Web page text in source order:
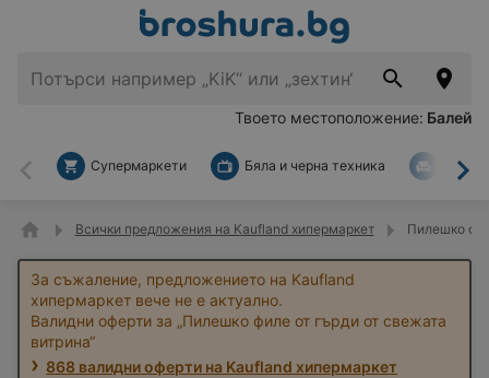
Твоето местоположение: Балей
Назад
Супермаркети Бяла и черна техника За
Всички предложения на Kaufland хипермаркет Пилешко
За съжаление, предложението на Kaufland
хипермаркет вече не е актуално.
Валидни оферти за „Пилешко филе от гърди от свежата
витрина“
868 валидни оферти на Kaufland хипермаркет